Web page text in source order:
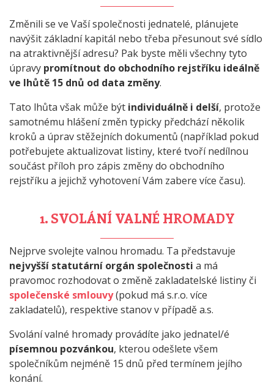
Změnili se ve Vaší společnosti jednatelé, plánujete
navýšit základní kapitál nebo třeba přesunout své sídlo
na atraktivnější adresu? Pak byste měli všechny tyto
úpravy promítnout do obchodního rejstříku ideálně
ve lhůtě 15 dnů od data změny.
Tato lhůta však může být individuálně i delší, protože
samotnému hlášení změn typicky předchází několik
kroků a úprav stěžejních dokumentů (například pokud
potřebujete aktualizovat listiny, které tvoří nedílnou
součást příloh pro zápis změny do obchodního
rejstříku a jejichž vyhotovení Vám zabere více času).
1. SVOLÁNÍ VALNÉ HROMADY
Nejprve svolejte valnou hromadu. Ta představuje
nejvyšší statutární orgán společnosti a má
pravomoc rozhodovat o změně zakladatelské listiny či
společenské smlouvy(pokud má s.r.o. více
zakladatelů), respektive stanov v případě a.s.
Svolání valné hromady provádíte jako jednatel/é
písemnou pozvánkou, kterou odešlete všem
společníkům nejméně 15 dnů před termínem jejího
konání.